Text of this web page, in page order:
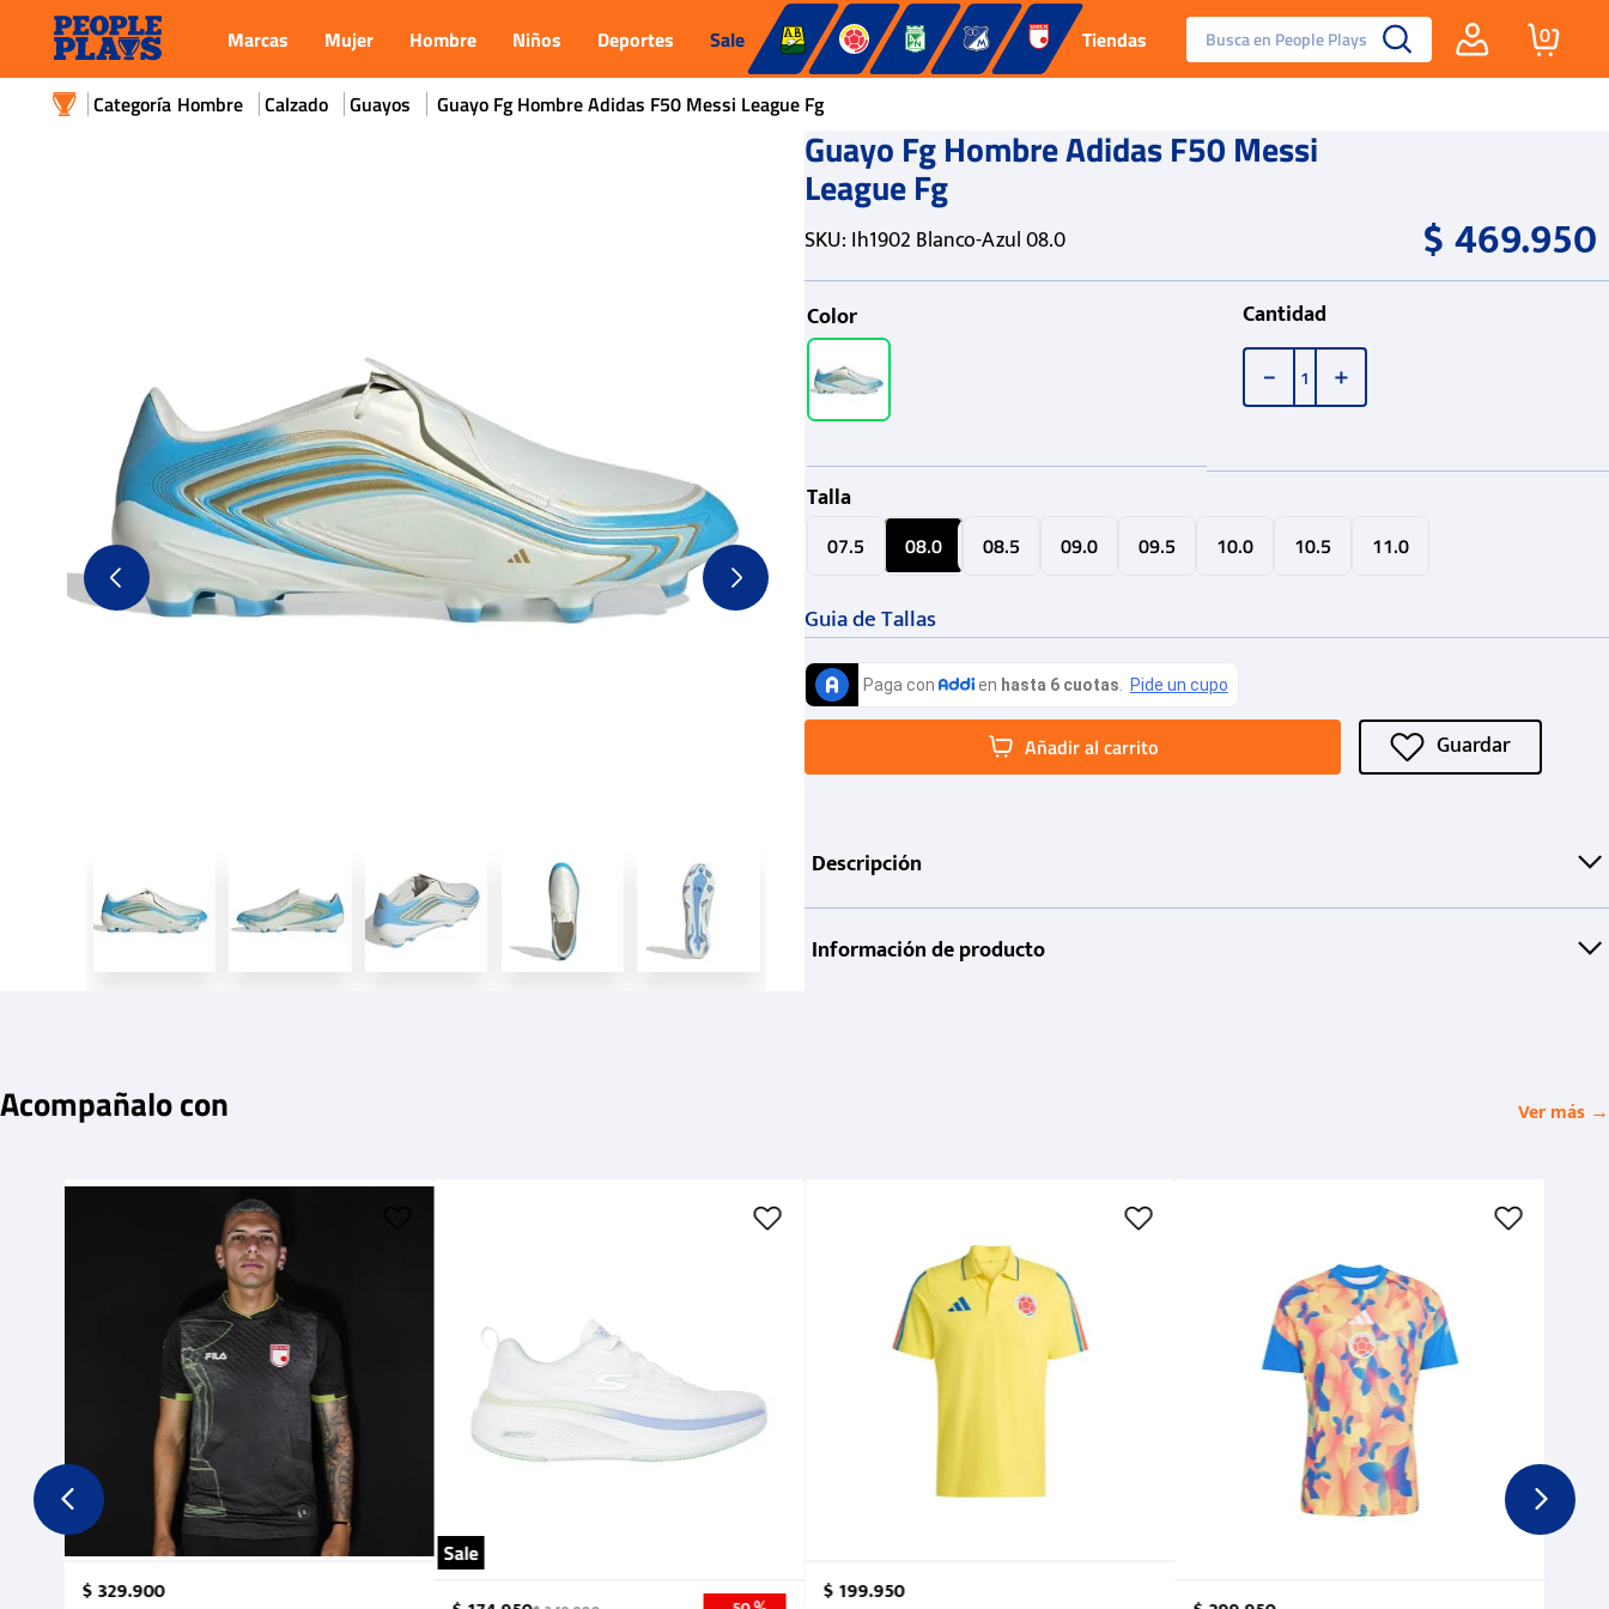
Marcas Mujer Hombre Niños Deportes Sale Tiendas Busca en People Plays
Reebok Fashion
0
Hombre Calzado Guayos Guayo Fg Hombre Adidas F50 Messi League Fg
Guayo Fg Hombre Adidas F50 Messi
League Fg
SKU: Ih1902 Blanco-Azul 08.0 $469.950
Color
Talla
07.5 08.0 08.5 09.0 09.5 10.0 10.5 11.0
Guia de Tallas
Cantidad
＋
－
Añadir al carrito
Descripción
Información de producto
Acompañalo con Ver más →
$329.900
Sale
$199.950